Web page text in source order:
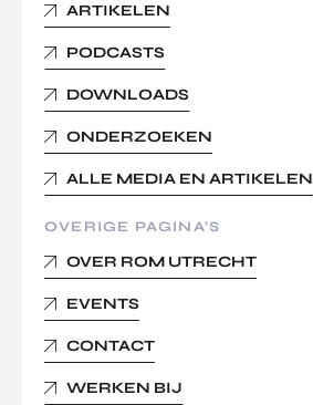
ARTIKELEN
PODCASTS
DOWNLOADS
ONDERZOEKEN
ALLE MEDIA EN ARTIKELEN
OVERIGE PAGINA’S
OVER ROM UTRECHT
EVENTS
CONTACT
WERKEN BIJ